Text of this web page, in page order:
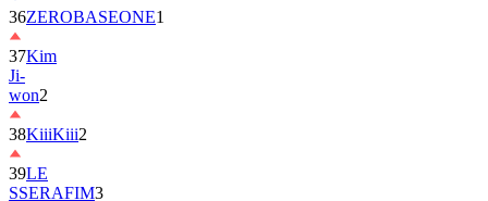
36ZEROBASEONE1
37Kim
Ji-
won2
38KiiiKiii2
39LE
SSERAFIM3